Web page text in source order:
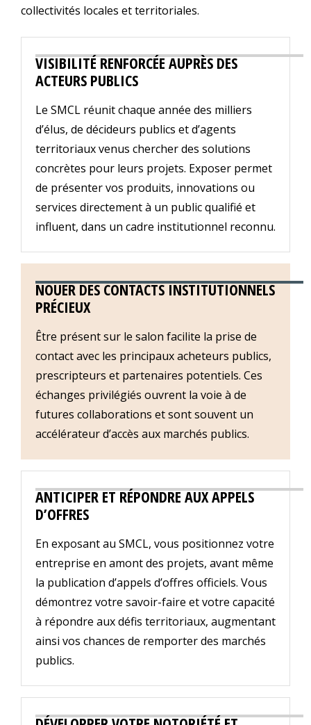
collectivités locales et territoriales.
VISIBILITÉ RENFORCÉE AUPRÈS DES
ACTEURS PUBLICS
Le SMCL réunit chaque année des milliers
d’élus, de décideurs publics et d’agents
territoriaux venus chercher des solutions
concrètes pour leurs projets. Exposer permet
de présenter vos produits, innovations ou
services directement à un public qualifié et
influent, dans un cadre institutionnel reconnu.
NOUER DES CONTACTS INSTITUTIONNELS
PRÉCIEUX
Être présent sur le salon facilite la prise de
contact avec les principaux acheteurs publics,
prescripteurs et partenaires potentiels. Ces
échanges privilégiés ouvrent la voie à de
futures collaborations et sont souvent un
accélérateur d’accès aux marchés publics.
ANTICIPER ET RÉPONDRE AUX APPELS
D’OFFRES
En exposant au SMCL, vous positionnez votre
entreprise en amont des projets, avant même
la publication d’appels d’offres officiels. Vous
démontrez votre savoir-faire et votre capacité
à répondre aux défis territoriaux, augmentant
ainsi vos chances de remporter des marchés
publics.